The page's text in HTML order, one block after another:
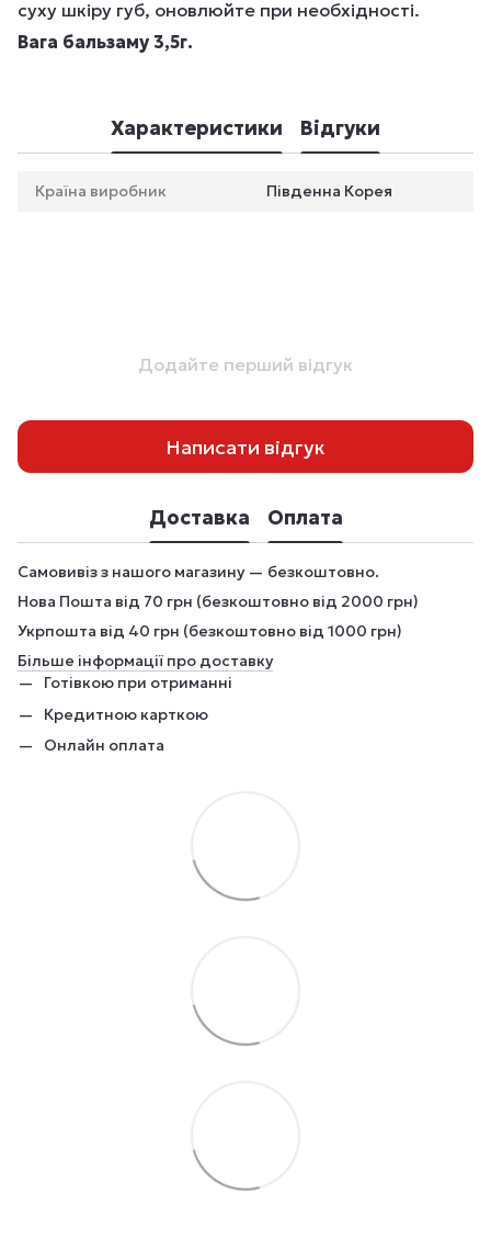
суху шкіру губ, оновлюйте при необхідності.
Вага бальзаму 3,5г.
Характеристики Відгуки
Країна виробник Південна Корея
Додайте перший відгук
Написати відгук
Доставка Оплата
Самовивіз з нашого магазину — безкоштовно.
Нова Пошта від 70 грн (безкоштовно від 2000 грн)
Укрпошта від 40 грн (безкоштовно від 1000 грн)
Більше інформації про доставку
Готівкою при отриманні
Кредитною карткою
Онлайн оплата